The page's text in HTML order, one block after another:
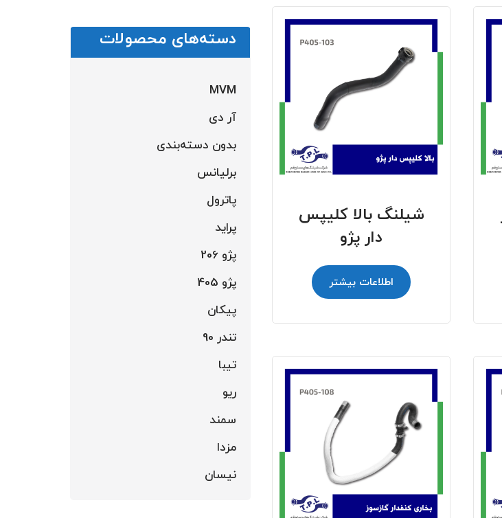
شیلنگ بالا کلیپس
دار پژو
اطلاعات بیشتر
دسته‌های محصولات
MVM
آر دی
بدون دسته‌بندی
برلیانس
پاترول
پراید
پژو 206
پژو 405
پیکان
تندر 90
تیبا
ریو
سمند
مزدا
نیسان